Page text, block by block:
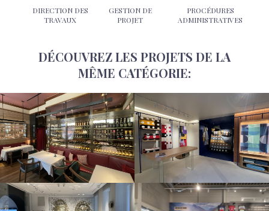
DIRECTION DES
TRAVAUX
GESTION DE
PROJET
PROCÉDURES
ADMINISTRATIVES
DÉCOUVREZ LES PROJETS DE LA
MÊME CATÉGORIE: